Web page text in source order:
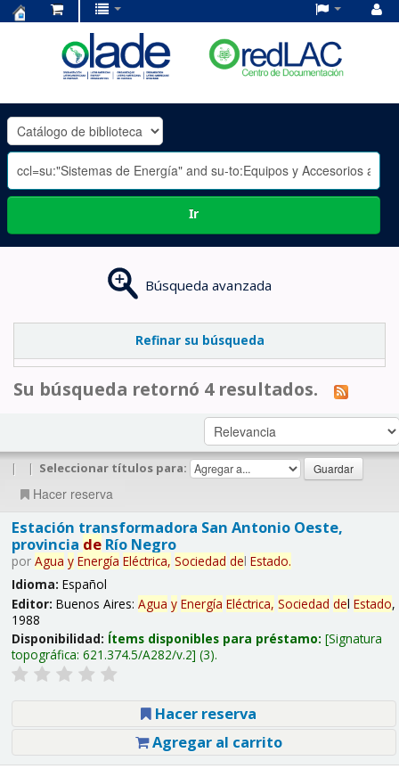
OLADE
-
Ir
Búsqueda avanzada
Refinar su búsqueda
Su búsqueda retornó 4 resultados.
| | Seleccionar títulos para:
Hacer reserva
Estación transformadora San Antonio Oeste,
provincia deRío Negro
por Agua y Energía Eléctrica, Sociedad del Estado.
Idioma: Español
Editor: Buenos Aires: Agua y Energía Eléctrica, Sociedad del Estado,
1988
Disponibilidad: Ítems disponibles para préstamo: Signatura
topográfica: 621.374.5/A282/v.2 (3).
Hacer reserva
Agregar al carrito